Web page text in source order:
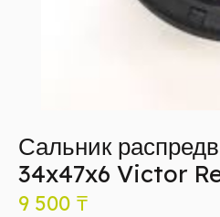
Сальник
34x47x6 Victor
9 500 ₸